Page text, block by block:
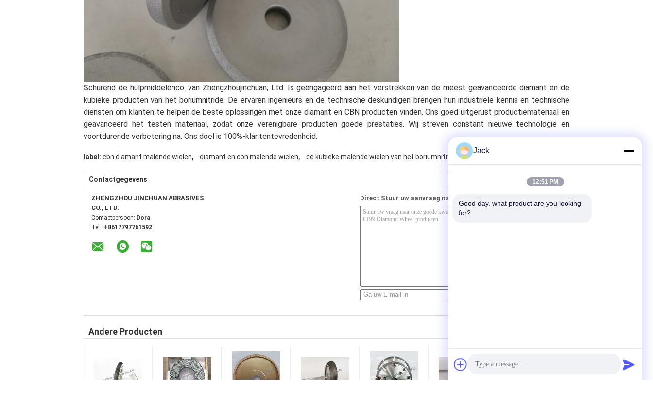
Schurend de hulpmiddelenco. van Zhengzhoujinchuan, Ltd. Is geëngageerd aan het verstrekken van de meest geavanceerde diamant en de
kubieke producten van het boriumnitride. De ervaren ingenieurs en de technische deskundigen brengen hun industriële kennis en technische
diensten om klanten te helpen de beste oplossingen met onze diamant en CBN producten vinden. Ons goed uitgerust productiemateriaal en
geavanceerd het testen materiaal, zodat onze verenigbare producten goede prestaties. Wij streven constant nieuwe technologie en
voortdurende verbetering na. Ons doel is 100%-klantentevredenheid.
label: cbn diamant malende wielen, diamant en cbn malende wielen, de kubieke malende wielen van het boriumnitride
Contactgegevens
ZHENGZHOU JINCHUAN ABRASIVES
CO., LTD.
Contactpersoon: Dora
Tel.: +8617797761592
Direct Stuur uw aanvraag naar ons
Andere Producten
Jack
12:51 PM
Good day, what product are you looking
for?